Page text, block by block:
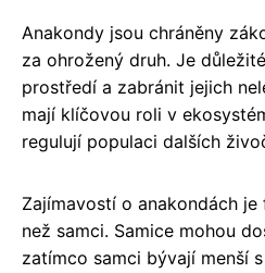
Anakondy jsou chráněny
za ohrožený druh. Je
prostředí a zabránit jejich
mají klíčovou roli v
regulují populaci dalších
Zajímavostí o anakondách
než samci. Samice mohou
zatímco samci bývají menší